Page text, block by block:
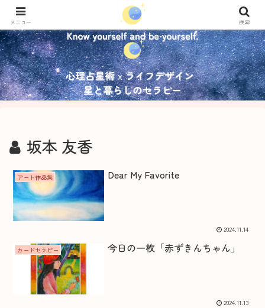
坂本 友香
アート作品集 Dear My Favorite
2024.11.14
カードセラピー 今日の一枚「赤ずきんちゃん」
2024.11.13
メニュー 検索